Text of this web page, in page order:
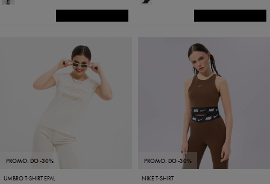
PROMO: DO -30%
UMBRO T-SHIRT EPAL
PROMO: DO -30%
NIKE T-SHIRT